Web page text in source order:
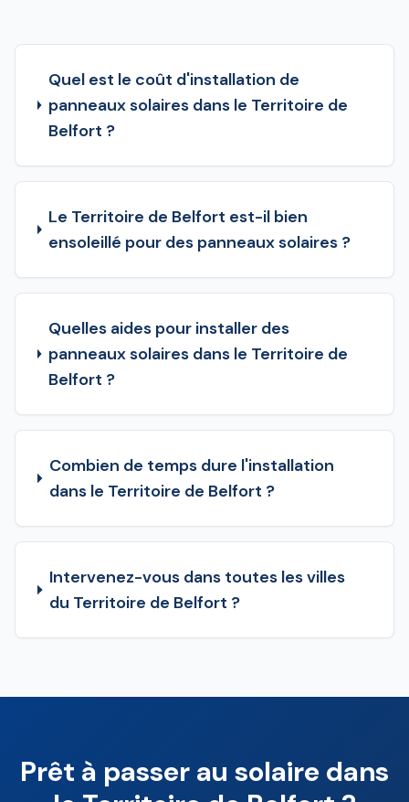
Quel est le coût d'installation de
panneaux solaires dans le Territoire de
Belfort ?
Le Territoire de Belfort est-il bien
ensoleillé pour des panneaux solaires ?
Quelles aides pour installer des
panneaux solaires dans le Territoire de
Belfort ?
Combien de temps dure l'installation
dans le Territoire de Belfort ?
Intervenez-vous dans toutes les villes
du Territoire de Belfort ?
Prêt à passer au solaire dans